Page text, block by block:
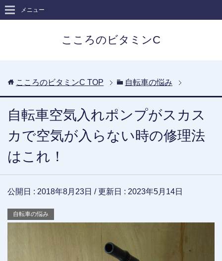
こころのビタミンC
メニュー
こころのビタミンC TOP 自転車の悩み
自転車空気入れポンプがスカス
カで空気が入らない時の修理法
はこれ！
公開日 : 2018年8月23日 / 更新日 : 2023年5月14日
自転車の悩み